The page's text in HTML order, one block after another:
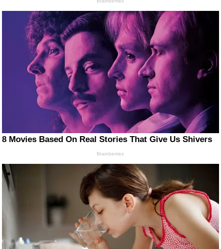
8 Movies Based On Real Stories That Give Us Shivers
Brainberries